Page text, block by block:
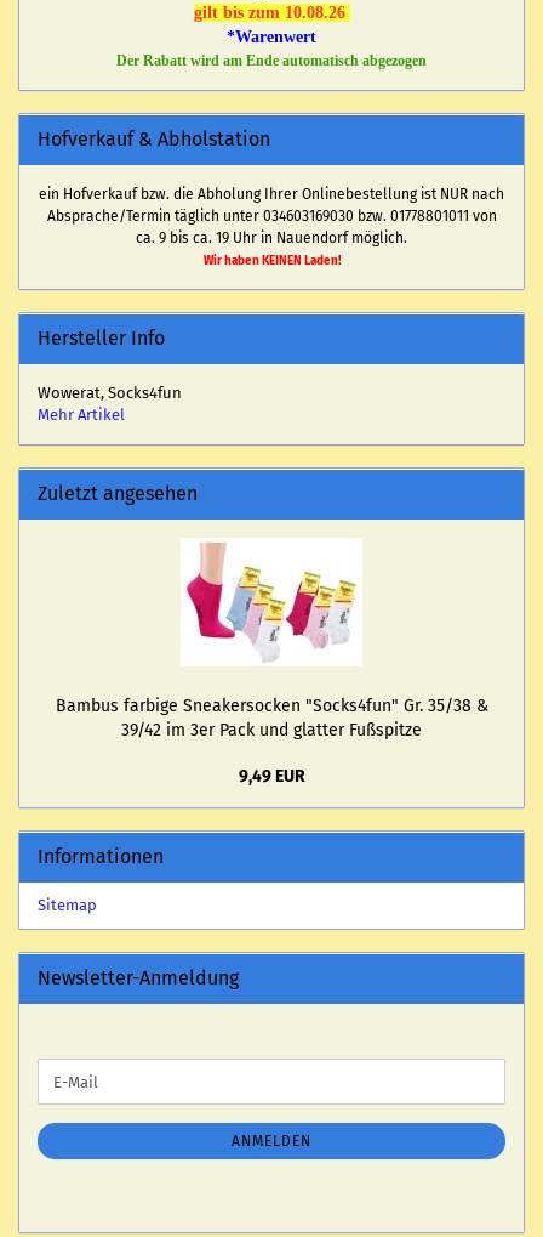
gilt bis zum 10.08.26
*Warenwert
Der Rabatt wird am Ende automatisch abgezogen
Hofverkauf & Abholstation
ein Hofverkauf bzw. die Abholung Ihrer Onlinebestellung ist NUR nach
Absprache/Termin täglich unter 034603169030 bzw. 01778801011 von
ca. 9 bis ca. 19 Uhr in Nauendorf möglich.
Wir haben KEINEN Laden!
Hersteller Info
Wowerat, Socks4fun
Mehr Artikel
Zuletzt angesehen
Bam­bus far­bi­ge Snea­ker­so­cken "Socks4fun" Gr. 35/38 &
39/42 im 3er Pack und glat­ter Fuß­spit­ze
9,49 EUR
Informationen
Sitemap
Newsletter-Anmeldung
ZUR
ANMELDUNG
E-
Mail
ANMELDEN